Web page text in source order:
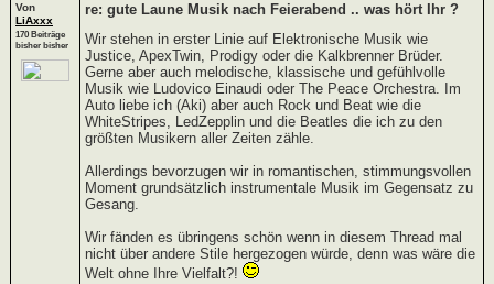
Von
LiAxxx
170 Beiträge
bisher bisher
re: gute Laune Musik nach Feierabend .. was hört Ihr ?
Wir stehen in erster Linie auf Elektronische Musik wie
Justice, ApexTwin, Prodigy oder die Kalkbrenner Brüder.
Gerne aber auch melodische, klassische und gefühlvolle
Musik wie Ludovico Einaudi oder The Peace Orchestra. Im
Auto liebe ich (Aki) aber auch Rock und Beat wie die
WhiteStripes, LedZepplin und die Beatles die ich zu den
größten Musikern aller Zeiten zähle.
Allerdings bevorzugen wir in romantischen, stimmungsvollen
Moment grundsätzlich instrumentale Musik im Gegensatz zu
Gesang.
Wir fänden es übringens schön wenn in diesem Thread mal
nicht über andere Stile hergezogen würde, denn was wäre die
Welt ohne Ihre Vielfalt?!